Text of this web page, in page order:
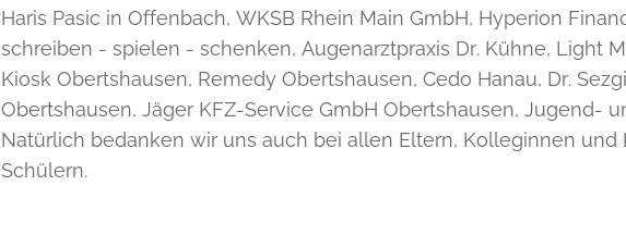
Haris Pasic in Offenbach, WKSB Rhein Main GmbH, Hyperion
schreiben - spielen - schenken, Augenarztpraxis Dr. Kühne, Light
Kiosk Obertshausen, Remedy Obertshausen, Cedo Hanau, Dr.
Obertshausen, Jäger KFZ-Service GmbH Obertshausen, Jugend-
Natürlich bedanken wir uns auch bei allen Eltern, Kolleginnen
Schülern.